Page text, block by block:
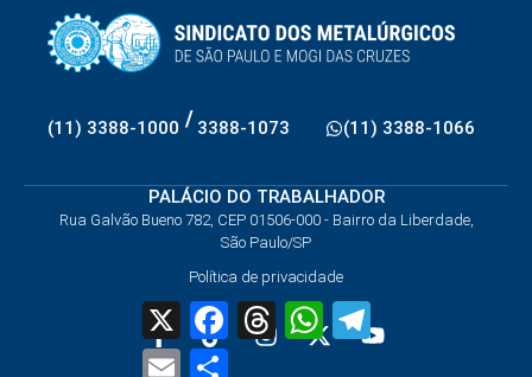
(11) 3388-1000 / 3388-1073 (11) 3388-1066
PALÁCIO DO TRABALHADOR
Rua Galvão Bueno 782, CEP 01506-000 - Bairro da Liberdade,
São Paulo/SP
Política de privacidade
X FacebookThreadsWhatsApp
Email